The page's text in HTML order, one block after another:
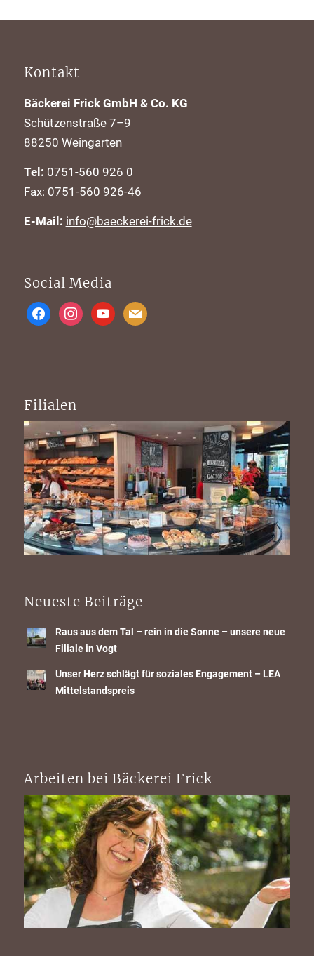
Kontakt
Bäckerei Frick GmbH & Co. KG
Schützenstraße 7–9
88250 Weingarten
Tel: 0751-560 926 0
Fax: 0751-560 926-46
E-Mail: info@baeckerei-frick.de
Social Media
facebookinstagramyoutubemail
Filialen
Neueste Beiträge
Raus aus dem Tal – rein in die Sonne – unsere neue
Filiale in Vogt
Unser Herz schlägt für soziales Engagement – LEA
Mittelstandspreis
Arbeiten bei Bäckerei Frick